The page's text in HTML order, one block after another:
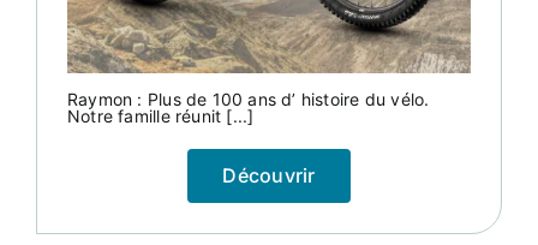
Raymon : Plus de 100 ans d’ histoire du vélo.
Notre famille réunit [...]
Découvrir